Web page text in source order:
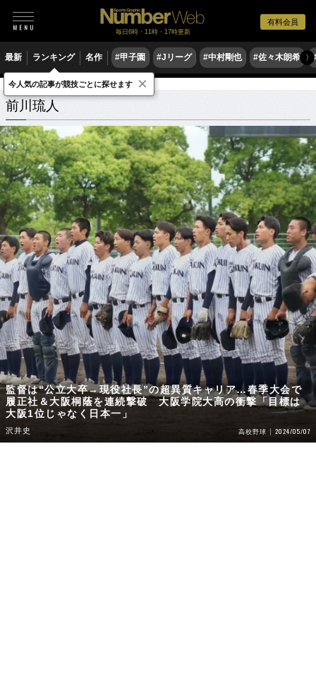
有料会員
毎日6時・11時・17時更新
最新 ランキング 名作 #甲子園 #Jリーグ #中村剛也 #佐々木朗希 〉
前川琉人 関連記事
前川琉人
監督は“公立大卒→現役社長”の超異質キャリア…春季大会で
履正社＆大阪桐蔭を連続撃破 大阪学院大高の衝撃「目標は
大阪1位じゃなく日本一」
沢井史 高校野球 2024/05/07
今人気の記事が競技ごとに探せます ×